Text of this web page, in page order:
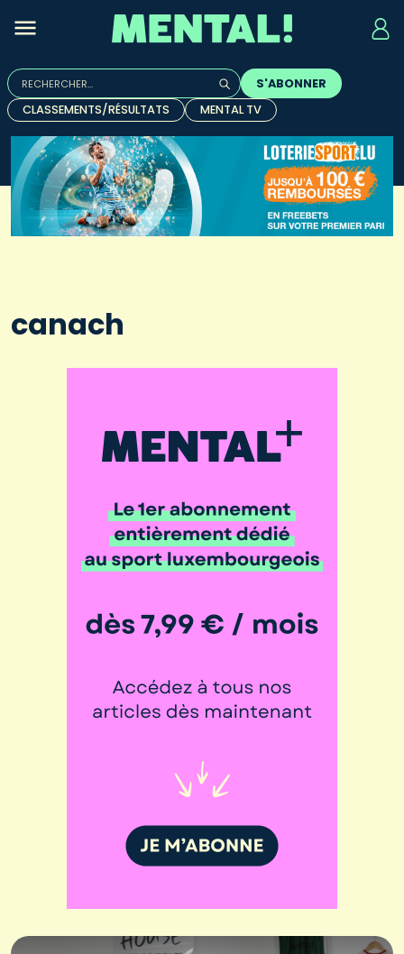
Rechercher :
Quand les résultats de l'auto-complétion sont
S'ABONNER
CLASSEMENTS/RÉSULTATS
MENTAL TV
canach